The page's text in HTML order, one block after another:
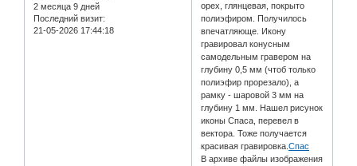
2 месяца 9 дней
Последний визит:
21-05-2026 17:44:18
орех, глянцевая, покрыто
полиэфиром. Получилось
впечатляюще. Икону
гравировал конусным
самодельным гравером на
глубину 0,5 мм (чтоб только
полиэфир прорезало), а
рамку - шаровой 3 мм на
глубину 1 мм. Нашел рисунок
иконы Спаса, перевел в
вектора. Тоже получается
красивая гравировка.Спас
В архиве файлы изображения